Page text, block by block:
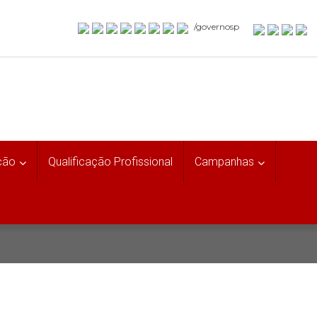
/governosp
Qualificação Profissional Campanhas